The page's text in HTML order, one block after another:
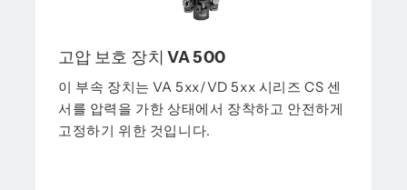
고압 보호 장치 VA 500
이 부속 장치는 VA 5xx/VD 5xx 시리즈 CS 센
서를 압력을 가한 상태에서 장착하고 안전하게
고정하기 위한 것입니다.